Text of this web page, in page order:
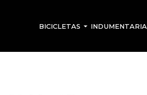
BICICLETAS INDUMENTARIA